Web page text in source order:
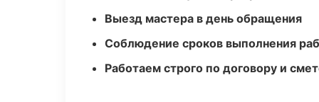
Выезд мастера в день обращения
Соблюдение сроков выполнения
Работаем строго по договору и